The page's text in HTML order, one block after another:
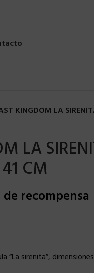
KINGDOM LA
LA
CM
recompensa
“La sirenita”,